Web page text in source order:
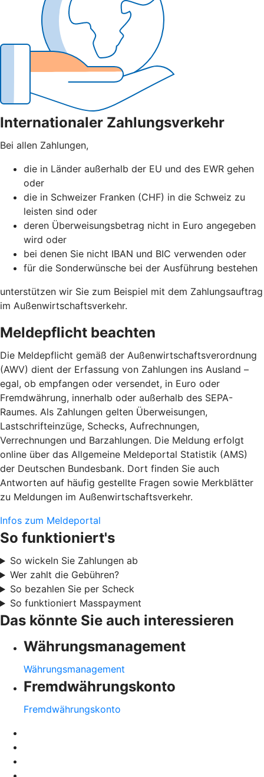
Internationaler Zahlungsverkehr
Bei allen Zahlungen,
die in Länder außerhalb der EU und des EWR gehen
oder
die in Schweizer Franken (CHF) in die Schweiz zu
leisten sind oder
deren Überweisungsbetrag nicht in Euro angegeben
wird oder
bei denen Sie nicht IBAN und BIC verwenden oder
für die Sonderwünsche bei der Ausführung bestehen
unterstützen wir Sie zum Beispiel mit dem Zahlungsauftrag
im Außenwirtschaftsverkehr.
Meldepflicht beachten
Die Meldepflicht gemäß der Außenwirtschaftsverordnung
(AWV) dient der Erfassung von Zahlungen ins Ausland –
egal, ob empfangen oder versendet, in Euro oder
Fremdwährung, innerhalb oder außerhalb des SEPA-
Raumes. Als Zahlungen gelten Überweisungen,
Lastschrifteinzüge, Schecks, Aufrechnungen,
Verrechnungen und Barzahlungen. Die Meldung erfolgt
online über das Allgemeine Meldeportal Statistik (AMS)
der Deutschen Bundesbank. Dort finden Sie auch
Antworten auf häufig gestellte Fragen sowie Merkblätter
zu Meldungen im Außenwirtschaftsverkehr.
Infos zum Meldeportal
So funktioniert's
So wickeln Sie Zahlungen ab
Wer zahlt die Gebühren?
So bezahlen Sie per Scheck
So funktioniert Masspayment
Das könnte Sie auch interessieren
Währungsmanagement
Währungsmanagement
Fremdwährungskonto
Fremdwährungskonto